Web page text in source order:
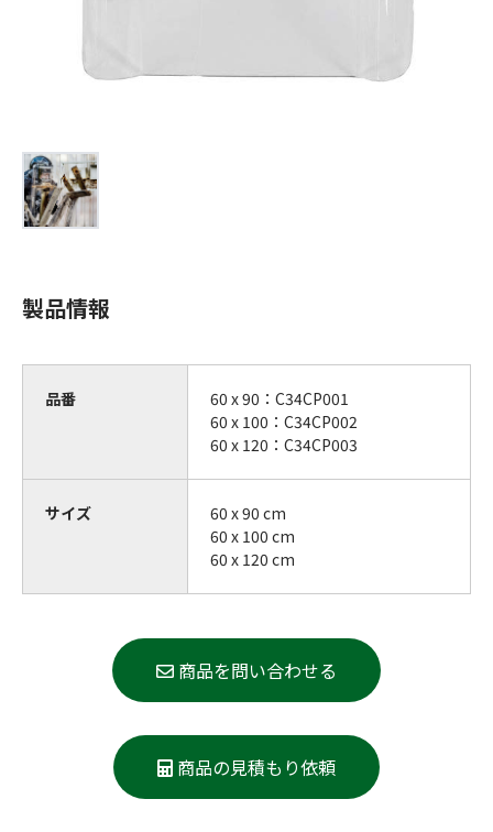
製品情報
品番
60 x 90：C34CP001
60 x 100：C34CP002
60 x 120：C34CP003
サイズ
60 x 90 cm
60 x 100 cm
60 x 120 cm
商品を問い合わせる
商品の見積もり依頼